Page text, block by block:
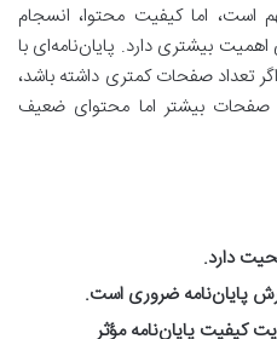
است، اما کیفیت محتوا، انسجام
بیشتری دارد. پایان‌نامه‌ای با
تعداد صفحات کمتری داشته باشد،
صفحات بیشتر اما محتوای ضعیف
دارد.
پایان‌نامه ضروری است.
کیفیت پایان‌نامه مؤثر